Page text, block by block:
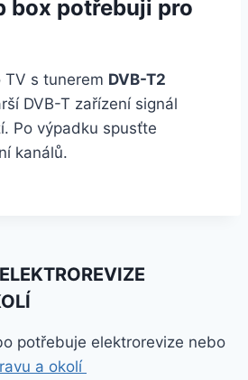
box potřebuji pro
s tunerem DVB-T2
DVB-T zařízení signál
Po výpadku spusťte
kanálů.
potřebuje elektrorevize nebo
a okolí